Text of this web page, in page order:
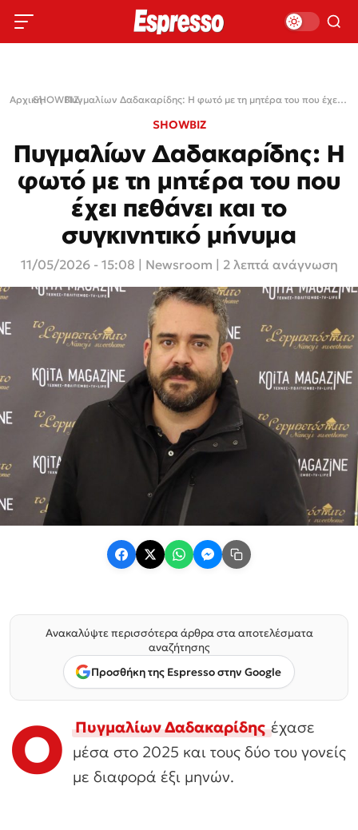
Αρχική›
SHOWBIZ› Πυγμαλίων Δαδακαρίδης: Η φωτό με τη μητέρα του που έχει πεθάνει και το συγκινητικό μήνυμα
SHOWBIZ
Πυγμαλίων Δαδακαρίδης: Η
φωτό με τη μητέρα του που
έχει πεθάνει και το
συγκινητικό μήνυμα
11/05/2026 - 15:08 Newsroom | 2 λεπτά ανάγνωση
Ανακαλύψτε περισσότερα άρθρα στα αποτελέσματα
αναζήτησης
Προσθήκη της Espresso στην Google
Ο Πυγμαλίων Δαδακαρίδης έχασε
μέσα στο 2025 και τους δύο του γονείς
με διαφορά έξι μηνών.